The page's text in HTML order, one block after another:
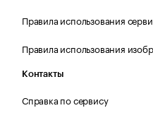
Правила использования
Правила использования
Контакты
Справка по сервису